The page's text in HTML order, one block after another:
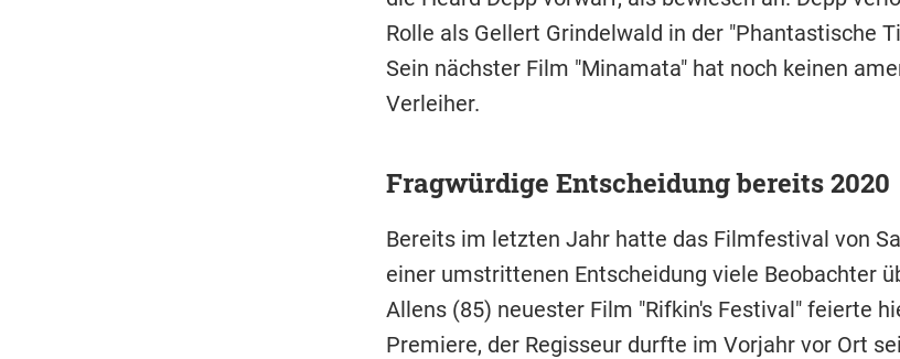
Rolle als Gellert Grindelwald in der "Phantastische
Sein nächster Film "Minamata" hat noch keinen
Verleiher.
Fragwürdige Entscheidung bereits 2020
Bereits im letzten Jahr hatte das Filmfestival von
einer umstrittenen Entscheidung viele Beobachter
Allens (85) neuester Film "Rifkin's Festival" feierte
Premiere, der Regisseur durfte im Vorjahr vor Ort